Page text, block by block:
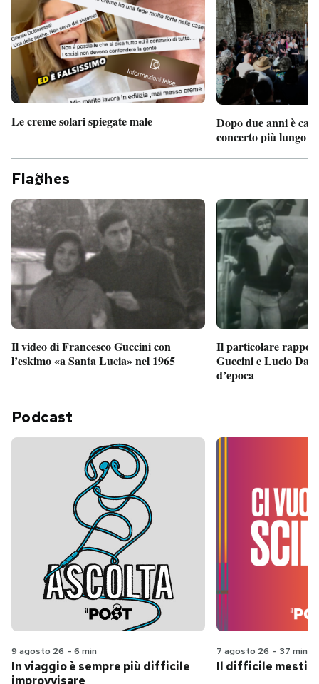
Entra
Le creme solari spiegate male
Dopo due anni è
concerto più lungo
Fla hes
Il video di Francesco Guccini con
l’eskimo «a Santa Lucia» nel 1965
Il particolare
Guccini e Lucio
d’epoca
Podcast
9 agosto 26 - 6 min
In viaggio è sempre più difficile
improvvisare
7 agosto 26 - 37 min
Il difficile